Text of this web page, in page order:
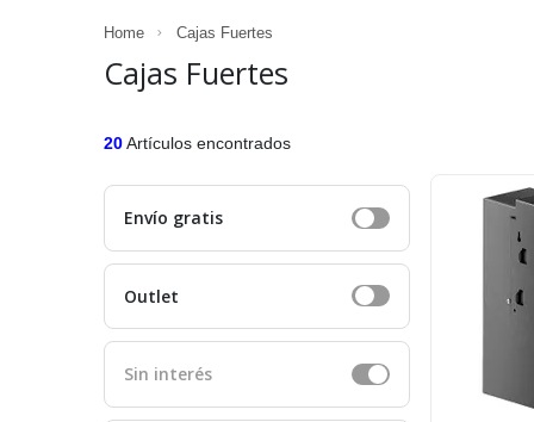
Home Cajas Fuertes
Cajas Fuertes
20Artículos encontrados
Envío gratis
Outlet
Sin interés